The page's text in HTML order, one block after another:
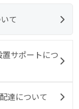
て
サポートにつ
達について